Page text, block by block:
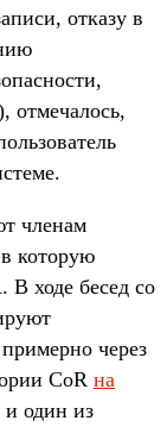
отказу в
отмечалось,
членам
которую
ходе бесед со
через
CoR на
и один из